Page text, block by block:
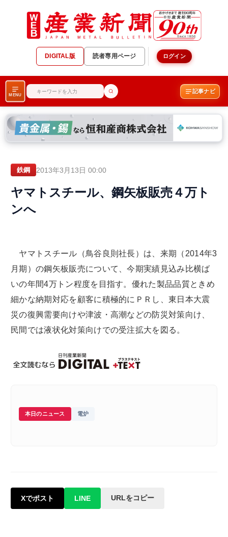
DIGITAL版 読者専用ページ ログイン
MENU
記事ナビ
鉄鋼 2013年3月13日 00:00
ヤマトスチール、鋼矢板販売４万ト
ンへ
ヤマトスチール（鳥谷良則社長）は、来期（2014年3
月期）の鋼矢板販売について、今期実績見込み比横ば
いの年間4万トン程度を目指す。優れた製品品質ときめ
細かな納期対応を顧客に積極的にＰＲし、東日本大震
災の復興需要向けや津波・高潮などの防災対策向け、
民間では液状化対策向けでの受注拡大を図る。
本日のニュース 電炉
Xでポスト LINE URLをコピー